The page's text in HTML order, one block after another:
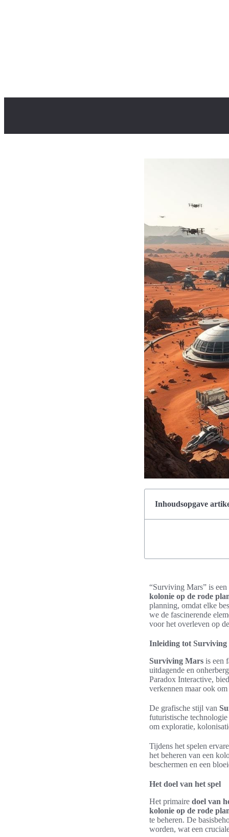
Inhoudsopgave
“Surviving Mars” is een
kolonie op de rode
planning, omdat elke
we de fascinerende
voor het overleven op
Inleiding tot Surviving
Surviving Mars is een
uitdagende en
Paradox Interactive,
verkennen maar ook
De grafische stijl van
futuristische
om exploratie,
Tijdens het spelen
het beheren van een
beschermen en een
Het doel van het spel
Het primaire doel van
kolonie op de rode
te beheren. De
worden, wat een